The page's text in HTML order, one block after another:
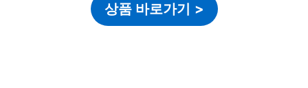
상품 바로가기 >